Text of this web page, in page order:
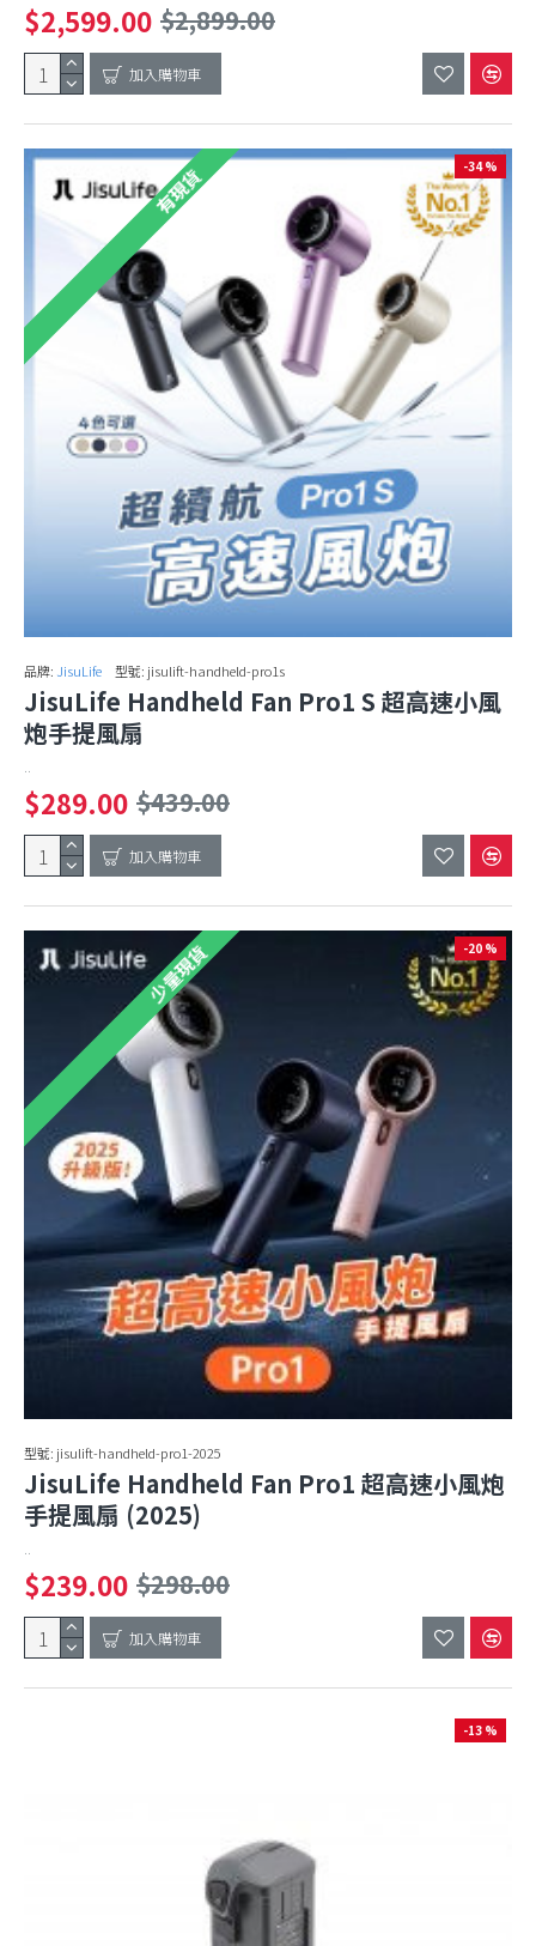
$2,599.00 $2,899.00
加入購物車
有現貨 -34 %
品牌: JisuLife 型號: jisulift-handheld-pro1s
JisuLife Handheld Fan Pro1 S 超高速小風
炮手提風扇
..
$289.00 $439.00
加入購物車
少量現貨 -20 %
型號: jisulift-handheld-pro1-2025
JisuLife Handheld Fan Pro1 超高速小風炮
手提風扇 (2025)
..
$239.00 $298.00
加入購物車
-13 %